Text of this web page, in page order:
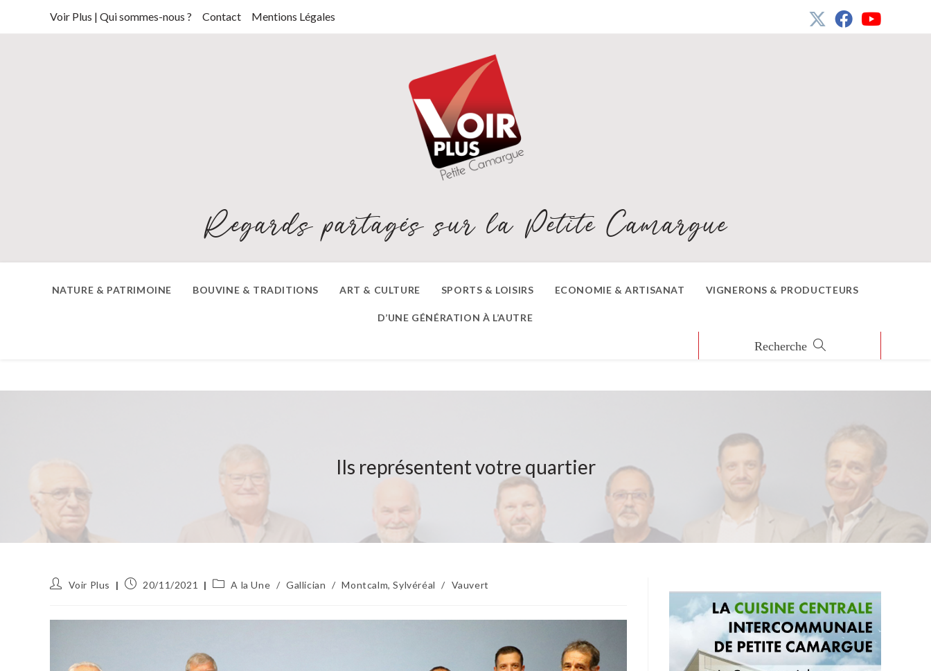
Voir Plus | Qui sommes-nous ? Contact Mentions Légales
Regards partagés sur la Petite Camargue
NATURE & PATRIMOINE BOUVINE & TRADITIONS ART & CULTURE SPORTS & LOISIRS ECONOMIE & ARTISANAT VIGNERONS & PRODUCTEURS
D’UNE GÉNÉRATION À L’AUTRE
Ils représentent votre quartier
Auteur/autrice
publication :
Voir Plus
Publication
20/11/2021
PostA la Une / Gallician / Montcalm, Sylvéréal / Vauvert